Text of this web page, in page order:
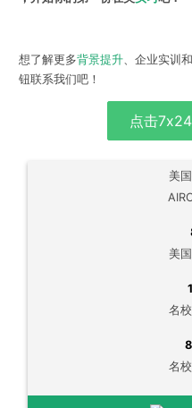
想了解更多背景提升、企业实训
钮联系我们吧！
点击
美
美
名
名